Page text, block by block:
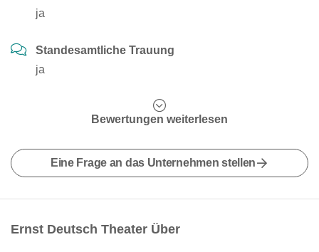
ja
Standesamtliche Trauung
ja
Bewertungen weiterlesen
Eine Frage an das Unternehmen stellen
Ernst Deutsch Theater Über